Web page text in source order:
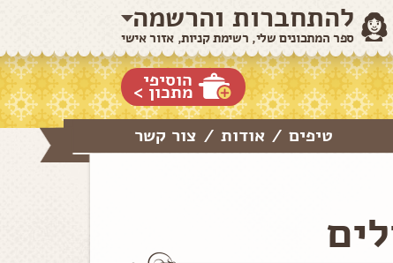
להתחברות והרשמה
ספר המתכונים שלי, רשימת קניות, אזור אישי
הוסיפי
מתכון >
טיפים / אודות / צור קשר